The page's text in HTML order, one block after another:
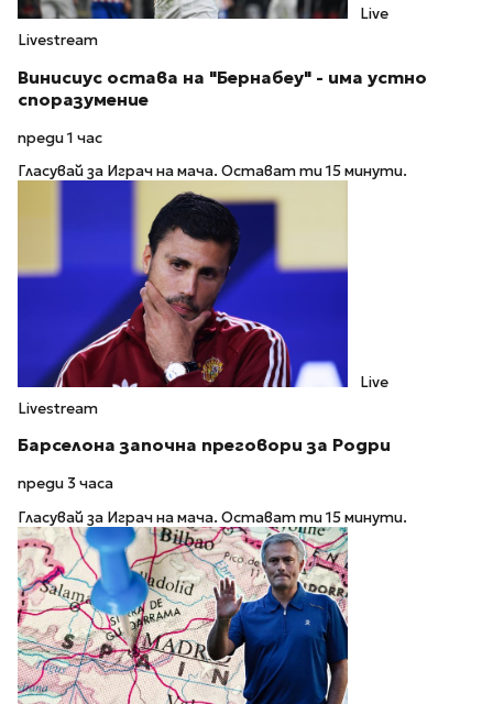
Live
Livestream
Винисиус остава на "Бернабеу" - има устно
споразумение
преди 1 час
Гласувай за Играч на мача. Остават ти 15 минути.
Live
Livestream
Барселона започна преговори за Родри
преди 3 часа
Гласувай за Играч на мача. Остават ти 15 минути.